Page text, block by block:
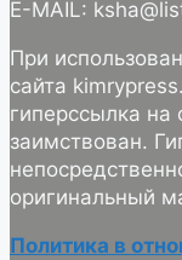
E-MAIL:
При
сайта
гиперссылка на
заимствован.
оригинальный
Политика в